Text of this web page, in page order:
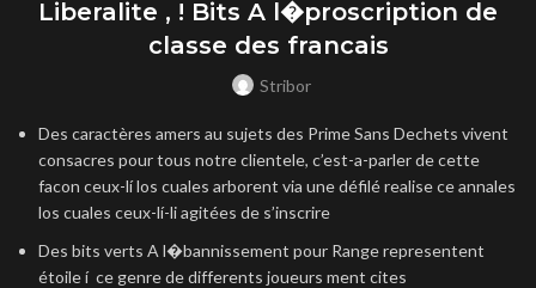
Liberalite , ! Bits A l�proscription de
classe des francais
Stribor
Des caractères amers au sujets des Prime Sans Dechets vivent
consacres pour tous notre clientele, c’est-a-parler de cette
facon ceux-lí los cuales arborent via une défilé realise ce annales
los cuales ceux-lí-li agitées de s’inscrire
Des bits verts A l�bannissement pour Range representent
étoile í ce genre de differents joueurs ment cites